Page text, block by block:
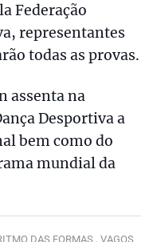
Federação
representantes
todas as provas.
assenta na
Desportiva a
bem como do
mundial da
DAS FORMAS , VAGOS